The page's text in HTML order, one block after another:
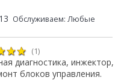
Обслуживаем: Любые
(1)
диагностика, инжектор,
блоков управления.